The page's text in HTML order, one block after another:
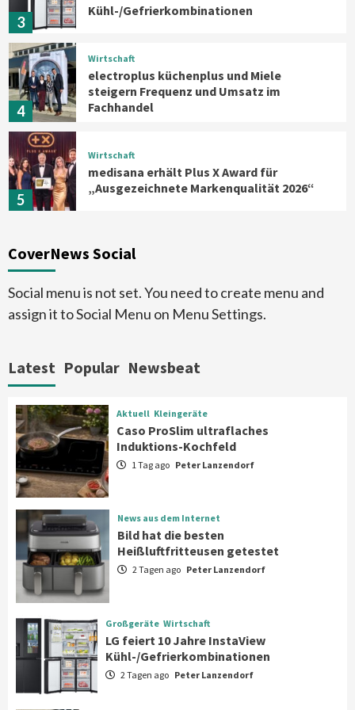
3
Kühl-/Gefrierkombinationen
4
Wirtschaft
electroplus küchenplus und Miele
steigern Frequenz und Umsatz im
Fachhandel
5
Wirtschaft
medisana erhält Plus X Award für
„Ausgezeichnete Markenqualität 2026“
6
Verbraucher setzen immer mehr auf
7
Angeboten
1
Aktuell Kleingeräte
Caso ProSlim ultraflaches Induktions-
Kochfeld
News aus dem Internet
Bild hat die besten Heißluftfritteusen
getestet
3
Großgeräte
LG feiert 10 Jahre InstaView
Kühl-/Gefrierkombinationen
Wirtschaft
electroplus küchenplus und Miele
CoverNews Social
Social menu is not set. You need to create menu and
assign it to Social Menu on Menu Settings.
Latest Popular Newsbeat
Aktuell Kleingeräte
Caso ProSlim ultraflaches
Induktions-Kochfeld
1 Tag ago Peter Lanzendorf
News aus dem Internet
Bild hat die besten
Heißluftfritteusen getestet
2 Tagen ago Peter Lanzendorf
Großgeräte Wirtschaft
LG feiert 10 Jahre InstaView
Kühl-/Gefrierkombinationen
2 Tagen ago Peter Lanzendorf